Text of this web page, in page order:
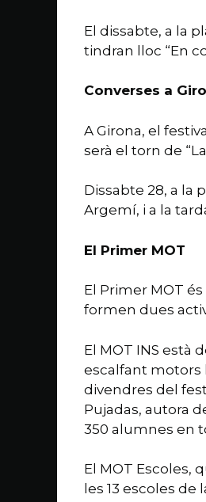
El dissabte, a la
tindran lloc “En
Converses a
A Girona, el
serà el torn de
Dissabte 28, a la
Argemí, i a la
El Primer MOT
El Primer MOT
formen dues
El MOT INS està
escalfant motors
divendres del
Pujadas, autora
350 alumnes en
El MOT Escoles,
les 13 escoles